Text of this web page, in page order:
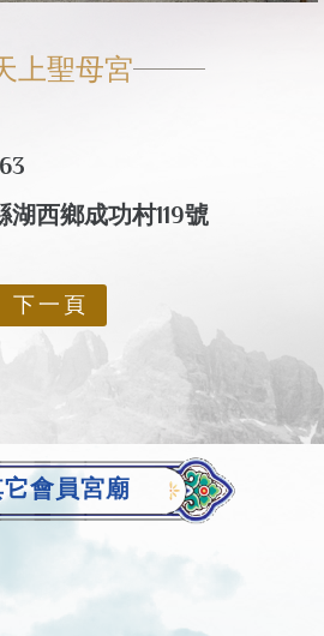
上聖母宮
西鄉成功村119號
下一頁
會員宮廟